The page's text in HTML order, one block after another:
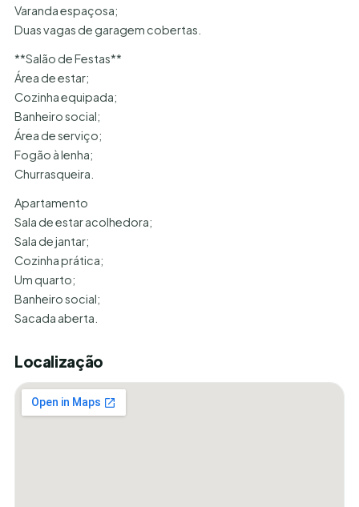
Varanda espaçosa;
Duas vagas de garagem cobertas.
**Salão de Festas**
Área de estar;
Cozinha equipada;
Banheiro social;
Área de serviço;
Fogão à lenha;
Churrasqueira.
Apartamento
Sala de estar acolhedora;
Sala de jantar;
Cozinha prática;
Um quarto;
Banheiro social;
Sacada aberta.
Localização